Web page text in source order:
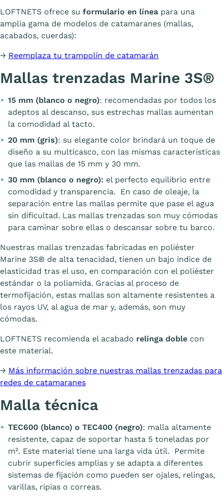
LOFTNETS ofrece su formulario en línea para una
amplia gama de modelos de catamaranes (mallas,
acabados, cuerdas):
→ Reemplaza tu trampolín de catamarán
Mallas trenzadas Marine 3S®
15 mm (blanco o negro): recomendadas por todos los
adeptos al descanso, sus estrechas mallas aumentan
la comodidad al tacto.
20 mm (gris): su elegante color brindará un toque de
diseño a su multicasco, con las mismas características
que las mallas de 15 mm y 30 mm.
30 mm (blanco o negro): el perfecto equilibrio entre
comodidad y transparencia. En caso de oleaje, la
separación entre las mallas permite que pase el agua
sin dificultad. Las mallas trenzadas son muy cómodas
para caminar sobre ellas o descansar sobre tu barco.
Nuestras mallas trenzadas fabricadas en poliéster
Marine 3S® de alta tenacidad, tienen un bajo indice de
elasticidad tras el uso, en comparación con el poliéster
estándar o la poliamida. Gracias al proceso de
termofijación, estas mallas son altamente resistentes a
los rayos UV, al agua de mar y, además, son muy
cómodas.
LOFTNETS recomienda el acabado relinga doble con
este material.
→ Más información sobre nuestras mallas trenzadas para
redes de catamaranes
Malla técnica
TEC600 (blanco) o TEC400 (negro): malla altamente
resistente, capaz de soportar hasta 5 toneladas por
m². Este material tiene una larga vida útil. Permite
cubrir superficies amplias y se adapta a diferentes
sistemas de fijación como pueden ser ojales, relingas,
varillas, ripias o correas.